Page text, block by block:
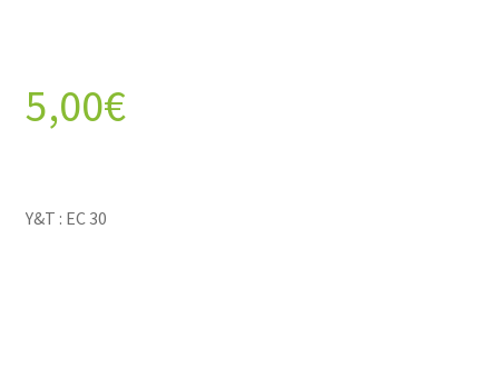
5,00€
Y&T : EC 30